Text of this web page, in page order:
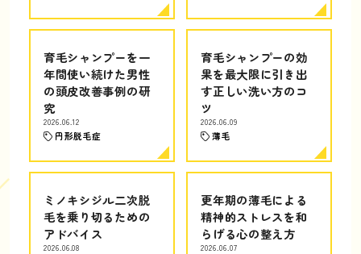
育毛シャンプーを一
年間使い続けた男性
の頭皮改善事例の研
究
2026.06.12
円形脱毛症
育毛シャンプーの効
果を最大限に引き出
す正しい洗い方のコ
ツ
2026.06.09
薄毛
ミノキシジル二次脱
毛を乗り切るための
アドバイス
2026.06.08
更年期の薄毛による
精神的ストレスを和
らげる心の整え方
2026.06.07